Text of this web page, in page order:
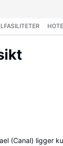
(Canal) ligger